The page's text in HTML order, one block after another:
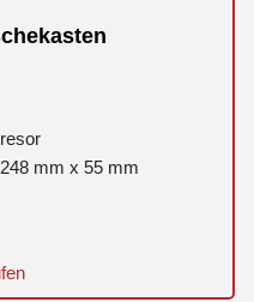
mm x 55 mm